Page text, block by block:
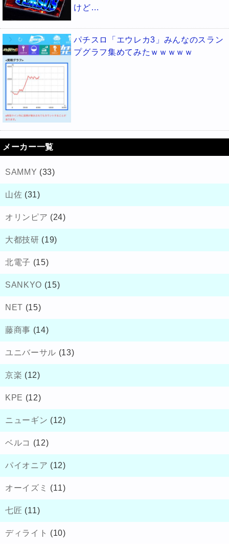
けど…
パチスロ「エウレカ3」みんなのスラン
プグラフ集めてみたｗｗｗｗｗ
メーカー一覧
SAMMY (33)
山佐 (31)
オリンピア (24)
大都技研 (19)
北電子 (15)
SANKYO (15)
NET (15)
藤商事 (14)
ユニバーサル (13)
京楽 (12)
KPE (12)
ニューギン (12)
ベルコ (12)
パイオニア (12)
オーイズミ (11)
七匠 (11)
ディライト (10)